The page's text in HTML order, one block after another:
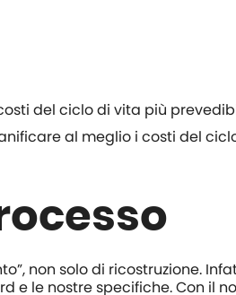
del ciclo di vita più
al meglio i costi del
non solo di ricostruzione.
e le nostre specifiche. Con il